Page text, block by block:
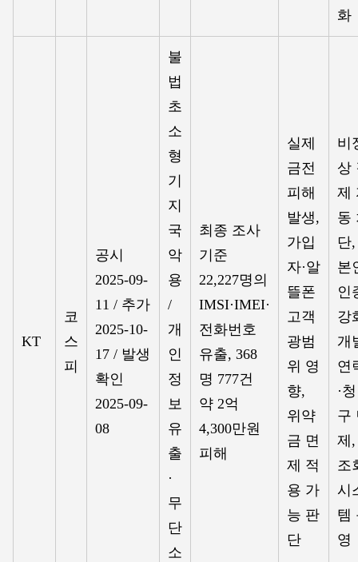
화
KT
코
스
피
공시
2025-09-
11 / 추가
2025-10-
17 / 발생
확인
2025-09-
08
불
법
초
소
형
기
지
국
악
용
/
개
인
정
보
유
출
·
무
단
소
최종 조사
기준
22,227명의
IMSI·IMEI·
전화번호
유출, 368
명 777건
약 2억
4,300만원
피해
실제
금전
피해
발생,
가입
자·알
뜰폰
고객
광범
위 영
향,
위약
금 면
제 적
용 가
능 판
단
비
상
제
동
단,
본
인
강
개
연
·청
구
제,
조
시
템
영